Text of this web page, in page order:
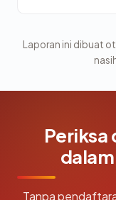
Laporan ini dibuat
Periksa
Tanpa